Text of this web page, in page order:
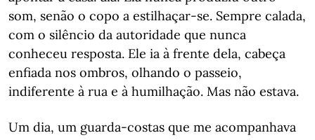
som, senão o copo a estilhaçar-se. Sempre calada,
com o silêncio da autoridade que nunca
conheceu resposta. Ele ia à frente dela, cabeça
enfiada nos ombros, olhando o passeio,
indiferente à rua e à humilhação. Mas não estava.
Um dia, um guarda-costas que me acompanhava